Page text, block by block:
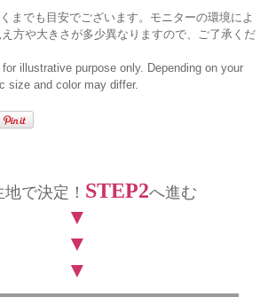
までも目安でございます。モニターの環境によ
方や大きさが多少異なりますので、ご了承くだ
illustrative purpose only. Depending on your
size and color may differ.
で決定！ STEP2へ進む
▼
▼
▼